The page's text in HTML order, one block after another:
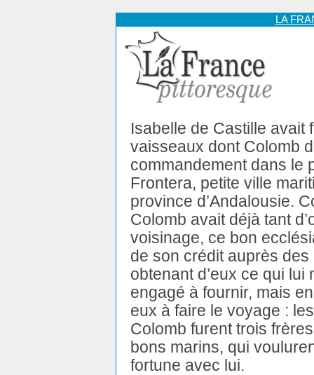
LA
Isabelle de Castille avait
vaisseaux dont Colomb
commandement dans le
Frontera, petite ville
province d’Andalousie.
Colomb avait déjà tant
voisinage, ce bon
de son crédit auprès
obtenant d’eux ce qui lui
engagé à fournir, mais
eux à faire le voyage :
Colomb furent trois
bons marins, qui
fortune avec lui.